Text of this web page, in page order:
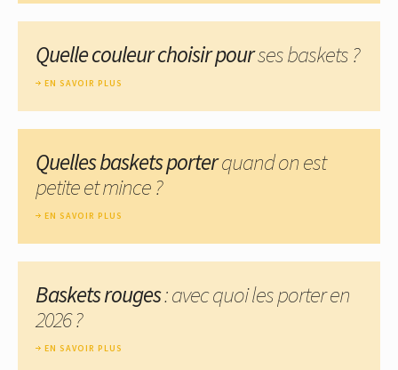
Quelle couleur choisir pourses baskets ?
EN SAVOIR PLUS
Quelles baskets porterquand on est
petite et mince ?
EN SAVOIR PLUS
Baskets rouges: avec quoi les porter en
2026 ?
EN SAVOIR PLUS